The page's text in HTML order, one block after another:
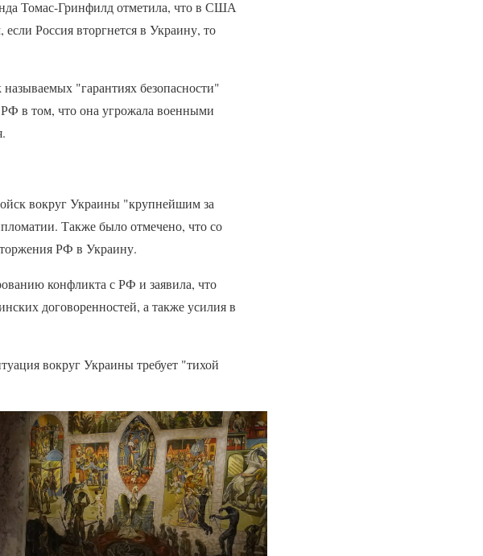
Томас-Гринфилд отметила, что в США
Россия вторгнется в Украину, то
"гарантиях безопасности"
в том, что она угрожала военными
вокруг Украины "крупнейшим за
Также было отмечено, что со
РФ в Украину.
конфликта с РФ и заявила, что
договоренностей, а также усилия в
вокруг Украины требует "тихой